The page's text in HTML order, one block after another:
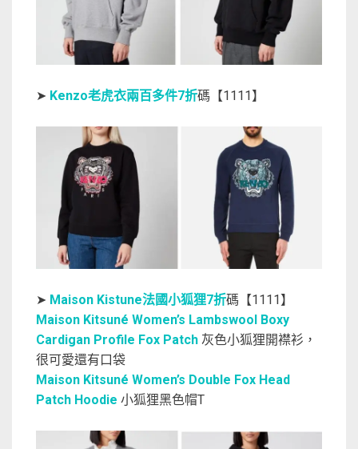
➤ Kenzo老虎衣兩百多件7折碼【1111】
➤ Maison Kistune法國小狐狸7折碼【1111】
Maison Kitsuné Women’s Lambswool Boxy
Cardigan Profile Fox Patch 灰色小狐狸開襟衫，
很可愛還有口袋
Maison Kitsuné Women’s Double Fox Head
Patch Hoodie 小狐狸黑色帽T